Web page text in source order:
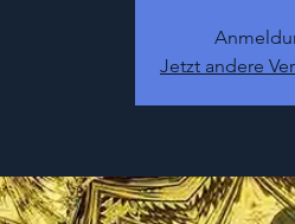
Jetzt andere